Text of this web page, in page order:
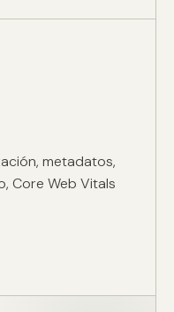
metadatos,
Core Web Vitals